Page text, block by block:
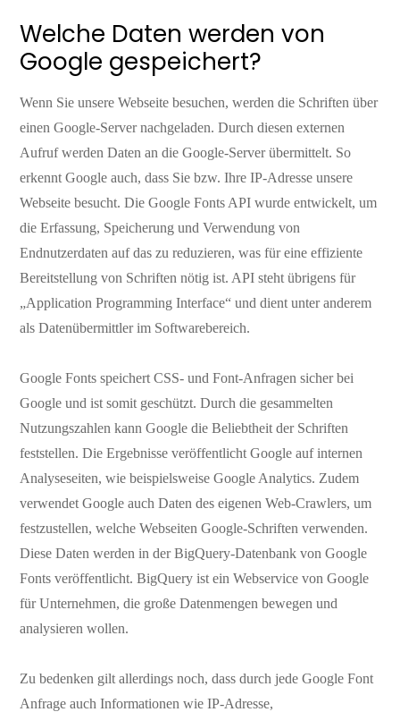
Welche Daten werden von
Google gespeichert?
Wenn Sie unsere Webseite besuchen, werden die Schriften über
einen Google-Server nachgeladen. Durch diesen externen
Aufruf werden Daten an die Google-Server übermittelt. So
erkennt Google auch, dass Sie bzw. Ihre IP-Adresse unsere
Webseite besucht. Die Google Fonts API wurde entwickelt, um
die Erfassung, Speicherung und Verwendung von
Endnutzerdaten auf das zu reduzieren, was für eine effiziente
Bereitstellung von Schriften nötig ist. API steht übrigens für
„Application Programming Interface“ und dient unter anderem
als Datenübermittler im Softwarebereich.
Google Fonts speichert CSS- und Font-Anfragen sicher bei
Google und ist somit geschützt. Durch die gesammelten
Nutzungszahlen kann Google die Beliebtheit der Schriften
feststellen. Die Ergebnisse veröffentlicht Google auf internen
Analyseseiten, wie beispielsweise Google Analytics. Zudem
verwendet Google auch Daten des eigenen Web-Crawlers, um
festzustellen, welche Webseiten Google-Schriften verwenden.
Diese Daten werden in der BigQuery-Datenbank von Google
Fonts veröffentlicht. BigQuery ist ein Webservice von Google
für Unternehmen, die große Datenmengen bewegen und
analysieren wollen.
Zu bedenken gilt allerdings noch, dass durch jede Google Font
Anfrage auch Informationen wie IP-Adresse,